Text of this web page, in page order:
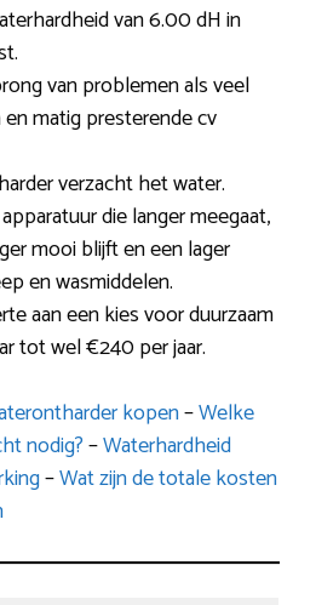
van 6.00 dH in
van problemen als veel
matig presterende cv
verzacht het water.
die langer meegaat,
mooi blijft en een lager
en wasmiddelen.
aan een kies voor duurzaam
tot wel €240 per jaar.
kopen–Welke
nodig?–Waterhardheid
–Wat zijn de totale kosten